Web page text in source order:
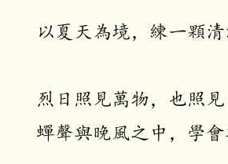
以夏天為境，練一顆
烈日照見萬物，也照
蟬聲與晚風之中，學會